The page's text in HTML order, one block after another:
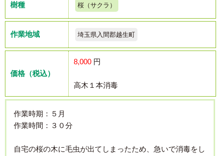
樹種 桜（サクラ）
作業地域 埼玉県入間郡越生町
価格（税込）
8,000 円
高木１本消毒
作業時期：５月
作業時間：３０分
自宅の桜の木に毛虫が出てしまったため、急いで消毒をし